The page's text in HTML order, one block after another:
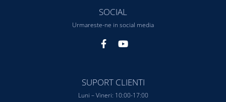
SOCIAL
Urmareste-ne in social media
SUPORT CLIENTI
Luni – Vineri: 10:00-17:00